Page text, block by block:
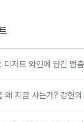
디저트 와인에 담긴 멈
지금 사는가? 강헌의